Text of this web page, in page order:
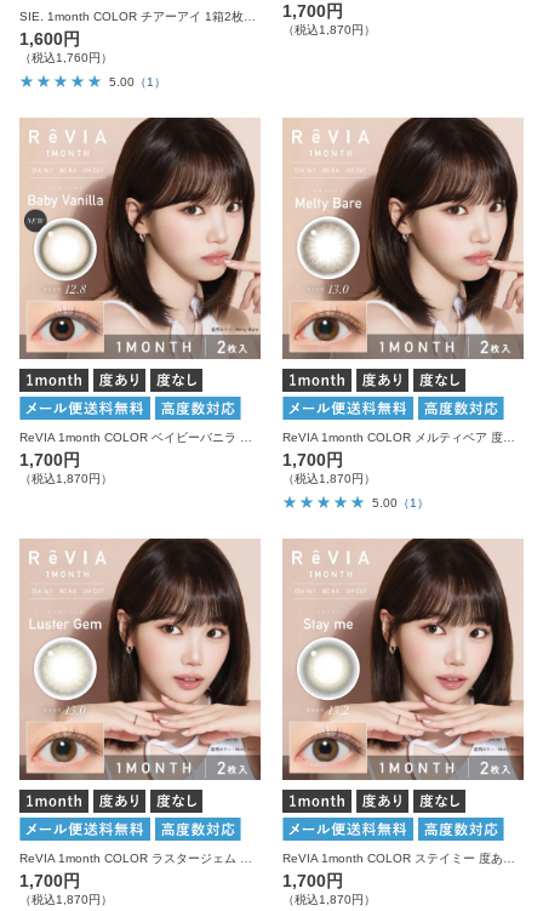
SIE. 1month COLOR チアーアイ 1箱2枚入り 度あり 度なし シー カラコン マンスリー
1,600円
（税込1,760円）
5.00 （1）
1,700円
（税込1,870円）
1,700円
（税込1,870円）
1,700円
（税込1,870円）
5.00 （1）
1,700円
（税込1,870円）
1,700円
（税込1,870円）